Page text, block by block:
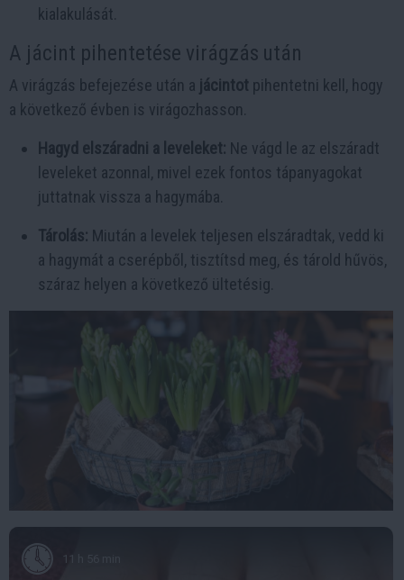
kialakulását.
A jácint pihentetése virágzás után
A virágzás befejezése után a jácintot pihentetni kell, hogy
a következő évben is virágozhasson.
Hagyd elszáradni a leveleket: Ne vágd le az elszáradt
leveleket azonnal, mivel ezek fontos tápanyagokat
juttatnak vissza a hagymába.
Tárolás: Miután a levelek teljesen elszáradtak, vedd ki
a hagymát a cserépből, tisztítsd meg, és tárold hűvös,
száraz helyen a következő ültetésig.
11 h 56 min